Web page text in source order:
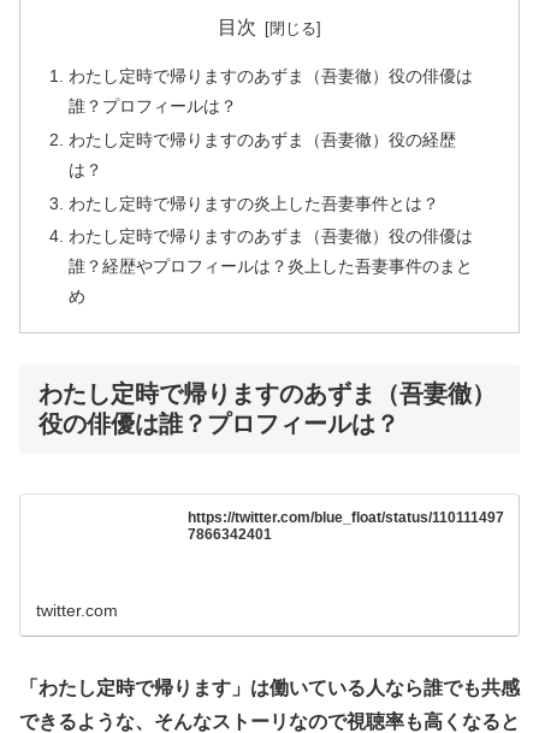
目次
わたし定時で帰りますのあずま（吾妻徹）役の俳優は
誰？プロフィールは？
わたし定時で帰りますのあずま（吾妻徹）役の経歴
は？
わたし定時で帰りますの炎上した吾妻事件とは？
わたし定時で帰りますのあずま（吾妻徹）役の俳優は
誰？経歴やプロフィールは？炎上した吾妻事件のまと
め
わたし定時で帰りますのあずま（吾妻徹）
役の俳優は誰？プロフィールは？
https://twitter.com/blue_float/status/110111497
7866342401
twitter.com
「わたし定時で帰ります」は働いている人なら誰でも共感
できるような、そんなストーリなので視聴率も高くなると